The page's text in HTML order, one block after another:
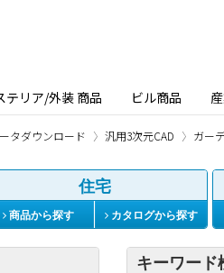
テリア/外装 商品 ビル商品
タダウンロード 汎用3次元CAD ガー
住宅
商品から探す カタログから探す
キーワード